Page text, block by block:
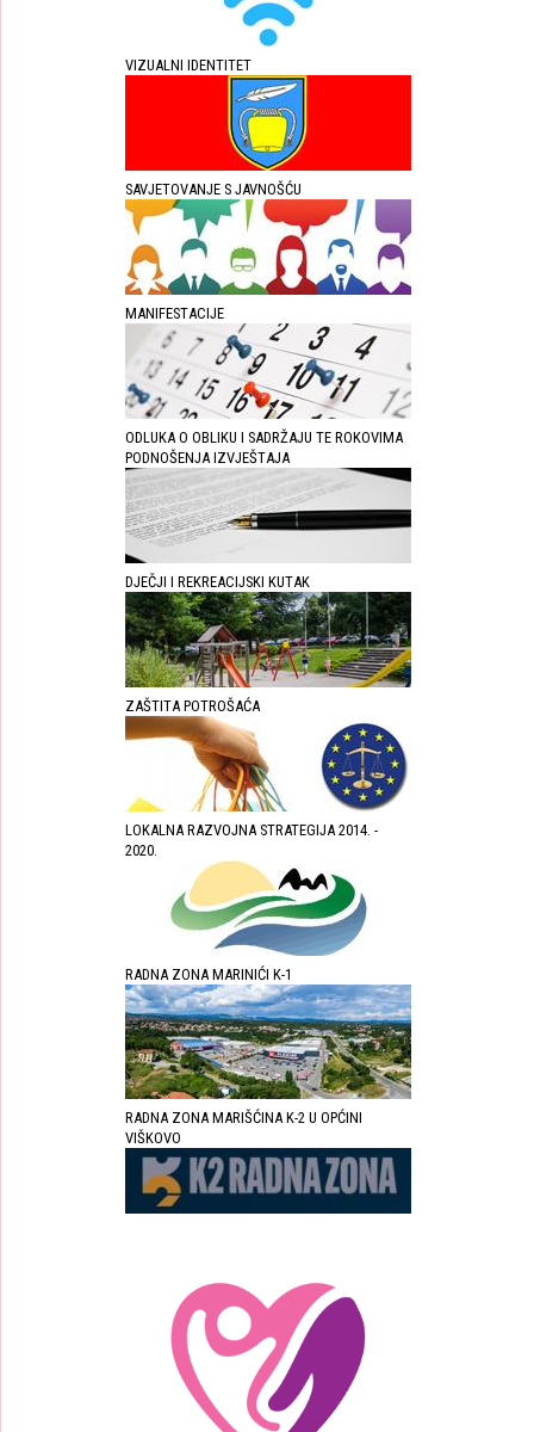
VIZUALNI IDENTITET
SAVJETOVANJE S JAVNOŠĆU
MANIFESTACIJE
ODLUKA O OBLIKU I SADRŽAJU TE ROKOVIMA
PODNOŠENJA IZVJEŠTAJA
DJEČJI I REKREACIJSKI KUTAK
ZAŠTITA POTROŠAĆA
LOKALNA RAZVOJNA STRATEGIJA 2014. -
2020.
RADNA ZONA MARINIĆI K-1
RADNA ZONA MARIŠĆINA K-2 U OPĆINI
VIŠKOVO